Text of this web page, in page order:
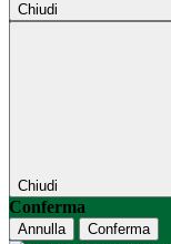
Chiudi
Chiudi
Conferma
Annulla Conferma